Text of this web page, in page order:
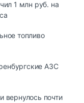
1 млн руб. на
топливо
АЗС
вернулось почти